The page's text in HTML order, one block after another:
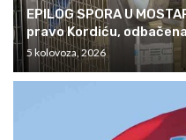
EPILOG SPORA U
pravo Kordiću,
5 kolovoza, 2026